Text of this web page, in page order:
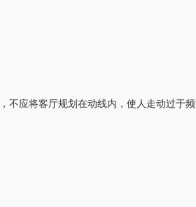
不应将客厅规划在动线内，使人走动过于